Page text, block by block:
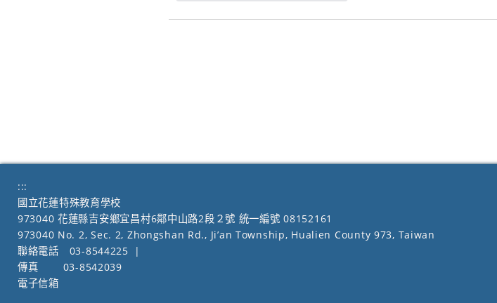
:::
國立花蓮特殊教育學校
973040 花蓮縣吉安鄉宜昌村6鄰中山路2段２號 統一編號 08152161
973040 No. 2, Sec. 2, Zhongshan Rd., Ji’an Township, Hualien County 973, Taiwan
聯絡電話
03-8544225
|
傳真
03-8542039
電子信箱